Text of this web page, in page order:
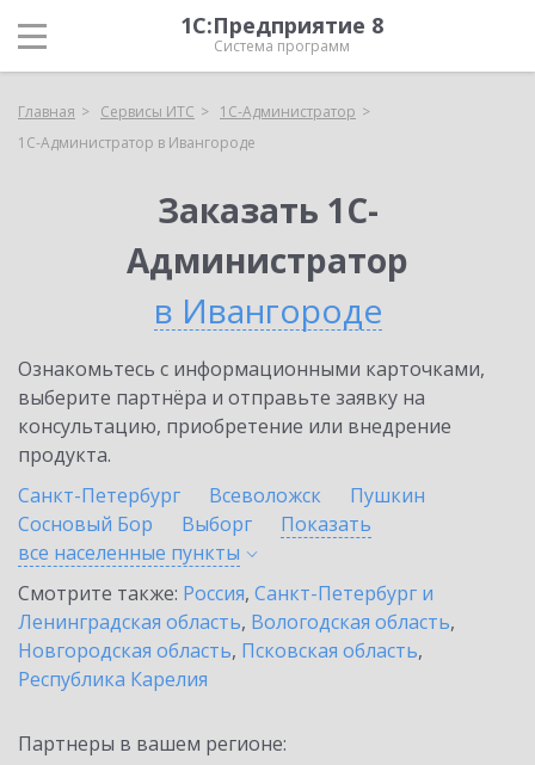
1С:Предприятие 8
Система программ
Главная Сервисы ИТС
1С-Администратор
1С-Администратор в Ивангороде
Заказать 1С-
Администратор
в Ивангороде
Ознакомьтесь с информационными карточками,
выберите партнёра и отправьте заявку на
консультацию, приобретение или внедрение
продукта.
Санкт-Петербург
Всеволожск
Пушкин
Сосновый Бор
Выборг
Показать
все населенные пункты
Смотрите также: Россия, Санкт-Петербург и
Ленинградская область, Вологодская область,
Новгородская область, Псковская область,
Республика Карелия
Партнеры в вашем регионе: